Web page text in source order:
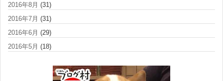
2016年8月 (31)
2016年7月 (31)
2016年6月 (29)
2016年5月 (18)